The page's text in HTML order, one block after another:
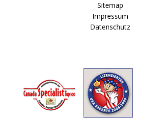
Sitemap
Impressum
Datenschutz